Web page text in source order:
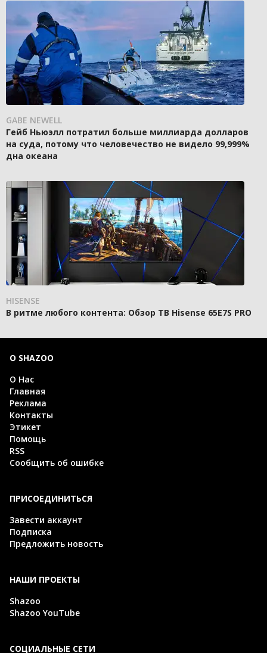
GABE NEWELL
Гейб Ньюэлл потратил больше миллиарда долларов
на суда, потому что человечество не видело 99,999%
дна океана
HISENSE
В ритме любого контента: Обзор ТВ Hisense 65E7S PRO
О SHAZOO
О Нас
Главная
Реклама
Контакты
Этикет
Помощь
RSS
Сообщить об ошибке
ПРИСОЕДИНИТЬСЯ
Завести аккаунт
Подписка
Предложить новость
НАШИ ПРОЕКТЫ
Shazoo
Shazoo YouTube
СОЦИАЛЬНЫЕ СЕТИ